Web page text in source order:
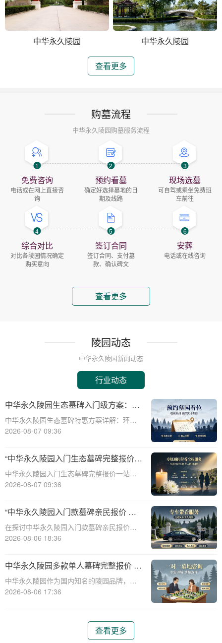
中华永久陵园 中华永久陵园
查看更多
购墓流程
中华永久陵园购墓服务流程
1
免费咨询
电话或在网上直接咨
询
2
预约看墓
确定好选择墓地的日
期及线路
3
现场选墓
可自驾或乘坐免费班
车前往
4
综合对比
对比各陵园情况确定
购买意向
5
签订合同
签订合同、支付墓
款、确认碑文
6
安葬
电话或在线咨询
查看更多
陵园动态
中华永久陵园新闻动态
行业动态
中华永久陵园生态墓碑入门级方案：完
整报价与一站式服务打包特惠解析
中华永久陵园生态墓碑特惠方案详解：环
保、经济、个性化选择☎ 中华永久陵园电
提升，选择一个环保且经济的陵园及墓碑成
为许多家庭的考虑。中华永久陵园，作
2026-08-07 09:36
“中华永久陵园入门生态墓碑完整报价
一站式服务打包特惠详解”
中华永久陵园入门生态墓碑完整报价一站式
服务打包特惠详解☎ 中华永久陵园电话:400-
之一，一直致力于提供高品质、个性化的墓
碑服务。生态墓碑作为一种环保、
2026-08-07 09:36
“中华永久陵园入门款墓碑亲民报价 一
次性付清享折上折：超值优惠与便捷选
择的完美结合”
在探讨中华永久陵园入门款墓碑亲民报价这
一主题时，我们首先需要理解墓碑选择的重
对逝者的纪念，也是对生者情感的寄托。因
此，选择一款既符合预算又具有纪念意义的
墓碑显得尤
2026-08-06 18:36
中华永久陵园多款单人墓碑完整报价 淡
季下单直降数千元详解
中华永久陵园作为国内知名的陵园品牌，提
供多种单人墓碑选择，满足不同客户的需
元的优惠政策，帮助消费者做出明智的选
2026-08-06 17:36
查看更多